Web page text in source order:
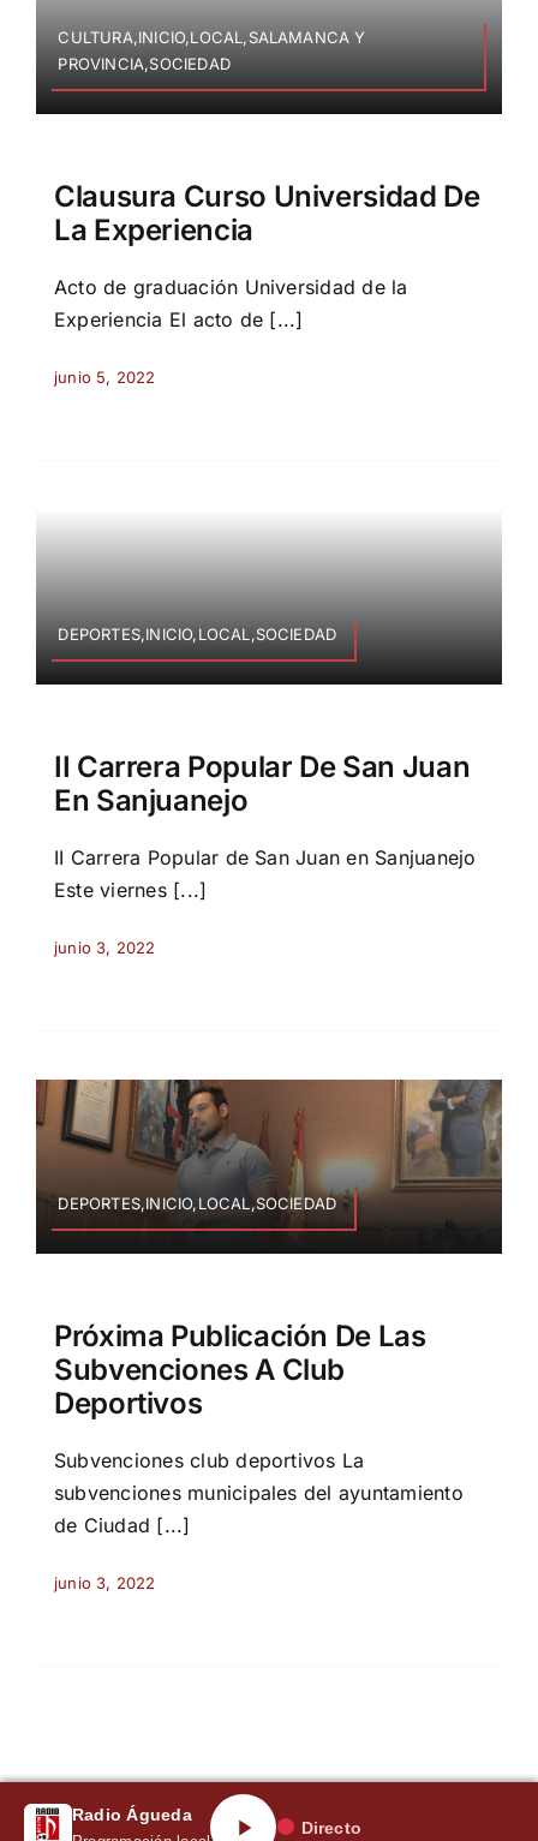
CULTURA,INICIO,LOCAL,SALAMANCA Y
PROVINCIA,SOCIEDAD
Clausura Curso Universidad De
La Experiencia
Acto de graduación Universidad de la
Experiencia El acto de [...]
junio 5, 2022
DEPORTES,INICIO,LOCAL,SOCIEDAD
II Carrera Popular De San Juan
En Sanjuanejo
II Carrera Popular de San Juan en Sanjuanejo
Este viernes [...]
junio 3, 2022
DEPORTES,INICIO,LOCAL,SOCIEDAD
Próxima Publicación De Las
Subvenciones A Club
Deportivos
Subvenciones club deportivos La
subvenciones municipales del ayuntamiento
de Ciudad [...]
junio 3, 2022
Radio Águeda
Directo